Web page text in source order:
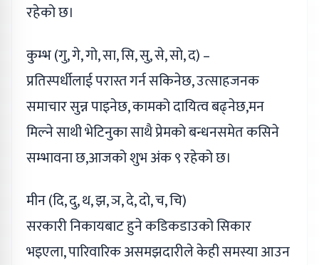
रहेको छ।
कुम्भ (गु, गे, गो, सा, सि, सु, से, सो, द) –
प्रतिस्पर्धीलाई परास्त गर्न सकिनेछ, उत्साहजनक
समाचार सुन्न पाइनेछ, कामको दायित्व बढ्नेछ,मन
मिल्ने साथी भेटिनुका साथै प्रेमको बन्धनसमेत कसिने
सम्भावना छ,आजको शुभ अंक ९ रहेको छ।
मीन (दि, दु, थ, झ, ञ, दे, दो, च, चि)
सरकारी निकायबाट हुने कडिकडाउको सिकार
भइएला, पारिवारिक असमझदारीले केही समस्या आउन